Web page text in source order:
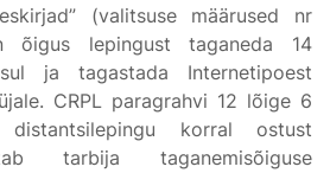
(valitsuse määrused nr
lepingust taganeda 14
ja tagastada Internetipoest
CRPL paragrahvi 12 lõige 6
korral ostust
tarbija taganemisõiguse